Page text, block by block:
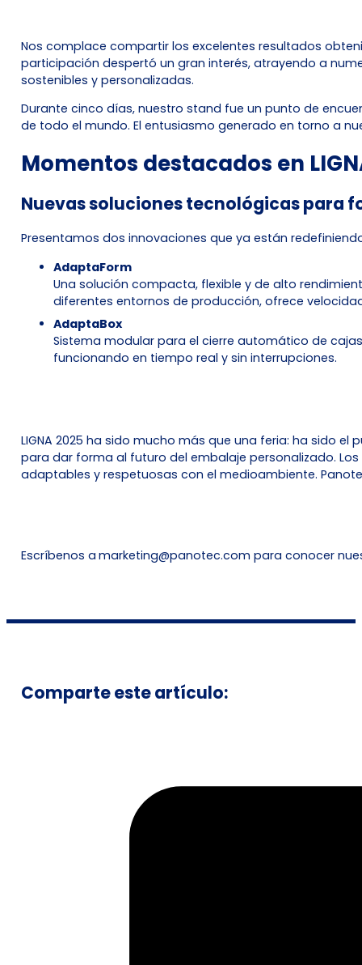
Nos complace compartir los excelentes resultados
participación despertó un gran interés, atrayendo a
sostenibles y personalizadas.
Durante cinco días, nuestro stand fue un punto de
de todo el mundo. El entusiasmo generado en torno a
Momentos destacados en
Nuevas soluciones tecnológicas para
Presentamos dos innovaciones que ya están
AdaptaForm
Una solución compacta, flexible y de alto
diferentes entornos de producción, ofrece
AdaptaBox
Sistema modular para el cierre automático de
funcionando en tiempo real y sin interrupciones.
LIGNA 2025 ha sido mucho más que una feria: ha sido
para dar forma al futuro del embalaje personalizado.
adaptables y respetuosas con el medioambiente.
Escríbenos a marketing@panotec.com para conocer
Comparte este artículo: